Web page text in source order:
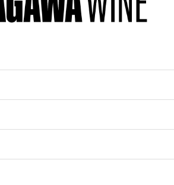
レスし、えぐみが出ないように注意
醗酵・熟成9ヵ月。
ンタイン・オレンジ、ジャスミン・
感じる。
マルシアーノ・エス
テート
歴史ある孤高のテロワー
なチーム・ワイン